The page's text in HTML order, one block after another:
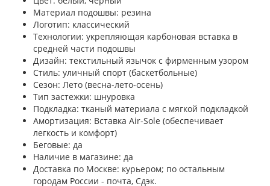
Материал подошвы: резина
Логотип: классический
Технологии: укрепляющая карбоновая вставка в
средней части подошвы
Дизайн: текстильный язычок с фирменным узором
Стиль: уличный спорт (баскетбольные)
Сезон: Лето (весна-лето-осень)
Тип застежки: шнуровка
Подкладка: тканый материала с мягкой подкладкой
Амортизация: Вставка Air-Sole (обеспечивает
легкость и комфорт)
Беговые: да
Наличие в магазине: да
Доставка по Москве: курьером; по остальным
городам России - почта, Сдэк.